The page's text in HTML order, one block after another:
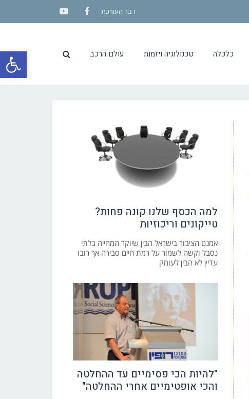
פתח
דבר העורכת
Facebook
YouTube
כלכלה טכנולוגיה ויזמות עולם הרכב
למה הכסף שלנו קונה פחות?
טייקונים וריכוזיות
אמנם הציבור בישראל הבין שיוקר המחייה בלתי
נסבל וקשה לשמור על רמת חיים סבירה אך רובו
עדיין לא הבין לעומק
"להיות הכי פסימיים עד ההחלטה
והכי אופטימיים אחרי ההחלטה"